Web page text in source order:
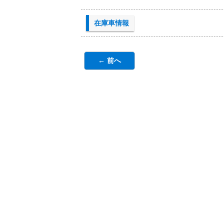
在庫車情報
← 前へ